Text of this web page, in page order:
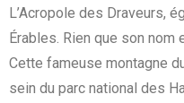
L’Acropole des Draveurs,
Érables. Rien que son nom
Cette fameuse montagne
sein du parc national des